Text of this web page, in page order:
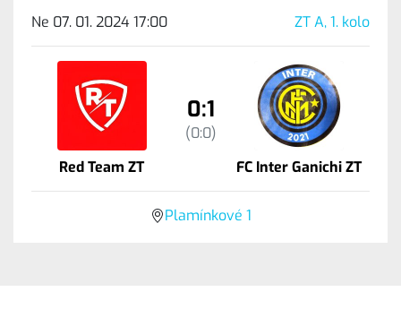
Ne 07. 01. 2024 17:00 ZT A, 1. kolo
Red Team ZT
0:1
(0:0)
FC Inter Ganichi ZT
Plamínkové 1